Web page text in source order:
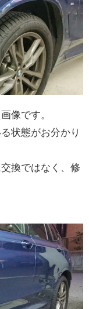
像です。
状態がお分かり
換ではなく、修